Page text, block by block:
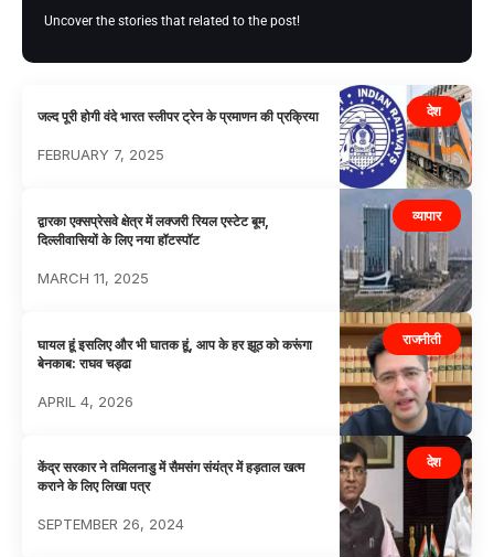
Uncover the stories that related to the post!
देश
जल्द पूरी होगी वंदे भारत स्लीपर ट्रेन के प्रमाणन की प्रक्रिया
FEBRUARY 7, 2025
व्यापार
द्वारका एक्सप्रेसवे क्षेत्र में लक्जरी रियल एस्टेट बूम,
दिल्लीवासियों के लिए नया हॉटस्पॉट
MARCH 11, 2025
राजनीती
घायल हूं इसलिए और भी घातक हूं, आप के हर झूठ को करूंगा
बेनकाब: राघव चड्ढा
APRIL 4, 2026
देश
केंद्र सरकार ने तमिलनाडु में सैमसंग संयंत्र में हड़ताल खत्म
कराने के लिए लिखा पत्र
SEPTEMBER 26, 2024